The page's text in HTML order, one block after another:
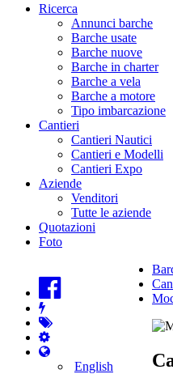
Ricerca
Annunci barche
Barche usate
Barche nuove
Barche in charter
Barche a vela
Barche a motore
Tipo imbarcazione
Cantieri
Cantieri Nautici
Cantieri e Modelli
Cantieri Expo
Aziende
Venditori
Tutte le aziende
Quotazioni
Foto
English